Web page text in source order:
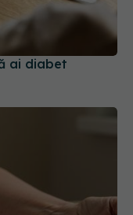
ai diabet